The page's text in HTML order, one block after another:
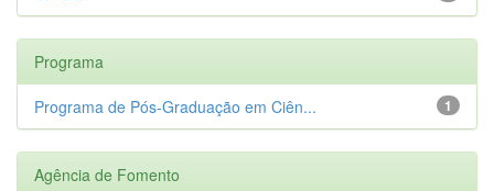
Programa
1
Programa de Pós-Graduação em Ciên...
Agência de Fomento